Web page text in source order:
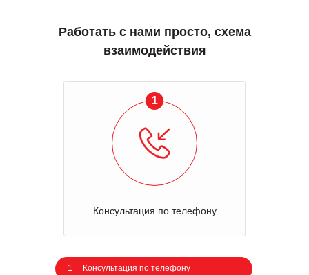
Работать с нами просто, схема
взаимодействия
1
Консультация по телефону
1 Консультация по телефону